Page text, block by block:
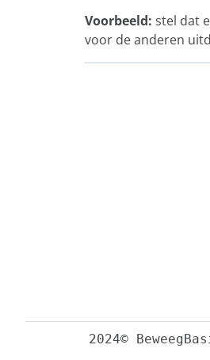
Voorbeeld: stel dat
voor de anderen
2024©